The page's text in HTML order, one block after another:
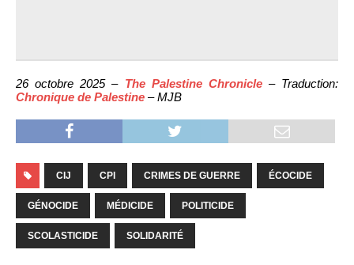
26 octobre 2025 – The Palestine Chronicle– Traduction:
Chronique de Palestine – MJB
CIJ CPI CRIMES DE GUERRE ÉCOCIDE
GÉNOCIDE MÉDICIDE POLITICIDE
SCOLASTICIDE SOLIDARITÉ